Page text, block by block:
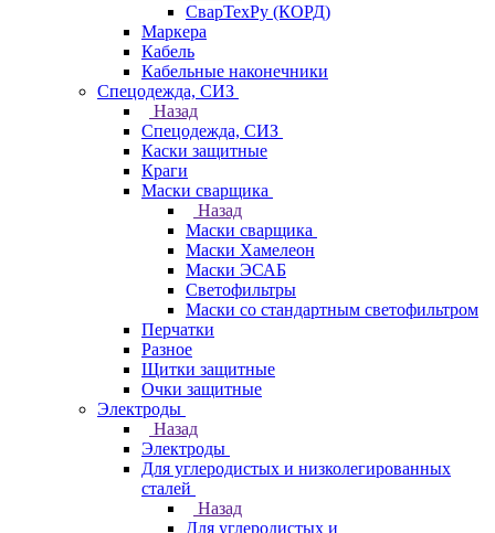
СварТехРу (КОРД)
Маркера
Кабель
Кабельные наконечники
Спецодежда, СИЗ
Назад
Спецодежда, СИЗ
Каски защитные
Краги
Маски сварщика
Назад
Маски сварщика
Маски Хамелеон
Маски ЭСАБ
Светофильтры
Маски со стандартным светофильтром
Перчатки
Разное
Щитки защитные
Очки защитные
Электроды
Назад
Электроды
Для углеродистых и низколегированных
сталей
Назад
Для углеродистых и